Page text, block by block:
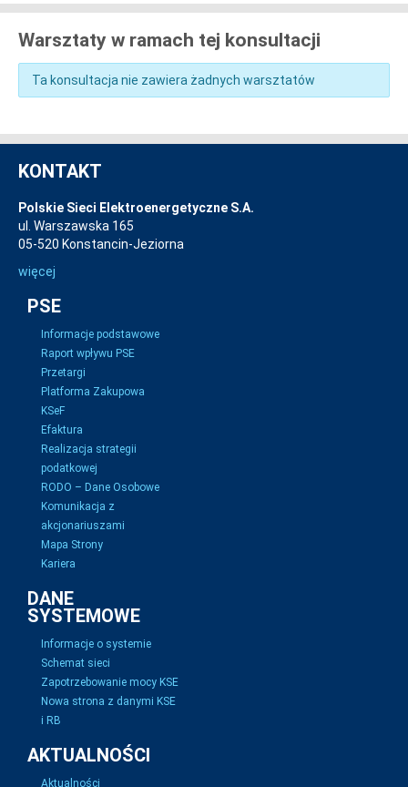
Warsztaty w ramach tej konsultacji
Ta konsultacja nie zawiera żadnych warsztatów
KONTAKT
Polskie Sieci Elektroenergetyczne S.A.
ul. Warszawska 165
05-520 Konstancin-Jeziorna
więcej
PSE
Informacje podstawowe
Raport wpływu PSE
Przetargi
Platforma Zakupowa
KSeF
Efaktura
Realizacja strategii
podatkowej
RODO – Dane Osobowe
Komunikacja z
akcjonariuszami
Mapa Strony
Kariera
DANE
SYSTEMOWE
Informacje o systemie
Schemat sieci
Zapotrzebowanie mocy KSE
Nowa strona z danymi KSE
i RB
AKTUALNOŚCI
Aktualności